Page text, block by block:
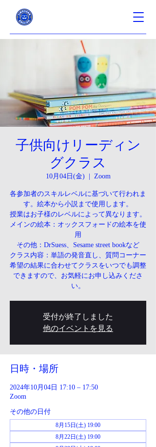
子供向けリーディン
グクラス
10月04日(金) Zoom
各参加者のスキルレベルに基づいて行われま
す。絵本から小説まで使用します。
授業はお子様のレベルによって異なります。
メインの絵本：オックスフォードの絵本を使
用
その他：DrSuess、Sesame street bookなど
クラス内容：単語の発音直し、質問コーナー
希望の結果に合わせてクラスをいつでも調整
できますので、お気軽にお申し込みくださ
い。
受付が終了しました
他のイベントを見る
日時・場所
2024年10月04日 17:10 – 17:50
Zoom
その他の日付
8月15日(土) 19:00
8月22日(土) 19:00